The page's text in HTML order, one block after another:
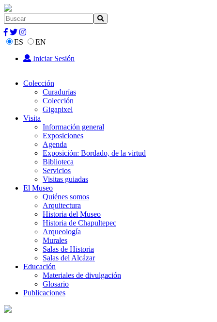
ES
EN
Iniciar Sesión
Colección
Curadurías
Colección
Gigapixel
Visita
Información general
Exposiciones
Agenda
Exposición: Bordado, de la virtud
Biblioteca
Servicios
Visitas guiadas
El Museo
Quiénes somos
Arquitectura
Historia del Museo
Historia de Chapultepec
Arqueología
Murales
Salas de Historia
Salas del Alcázar
Educación
Materiales de divulgación
Glosario
Publicaciones